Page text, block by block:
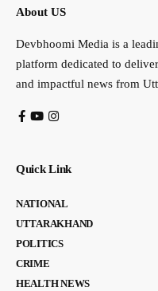
About US
Devbhoomi Media is a
platform dedicated to
and impactful news from
Quick Link
NATIONAL
UTTARAKHAND
POLITICS
CRIME
HEALTH NEWS